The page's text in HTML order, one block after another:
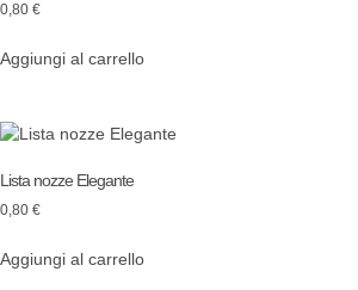
0,80 €
Aggiungi al carrello
Lista nozze Elegante
0,80 €
Aggiungi al carrello